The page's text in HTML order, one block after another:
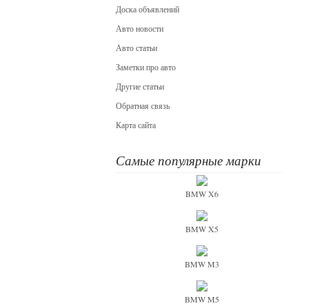
Доска объявлений
Авто новости
Авто статьи
Заметки про авто
Другие статьи
Обратная связь
Карта сайта
Самые популярные марки
BMW X6
BMW X5
BMW M3
BMW M5